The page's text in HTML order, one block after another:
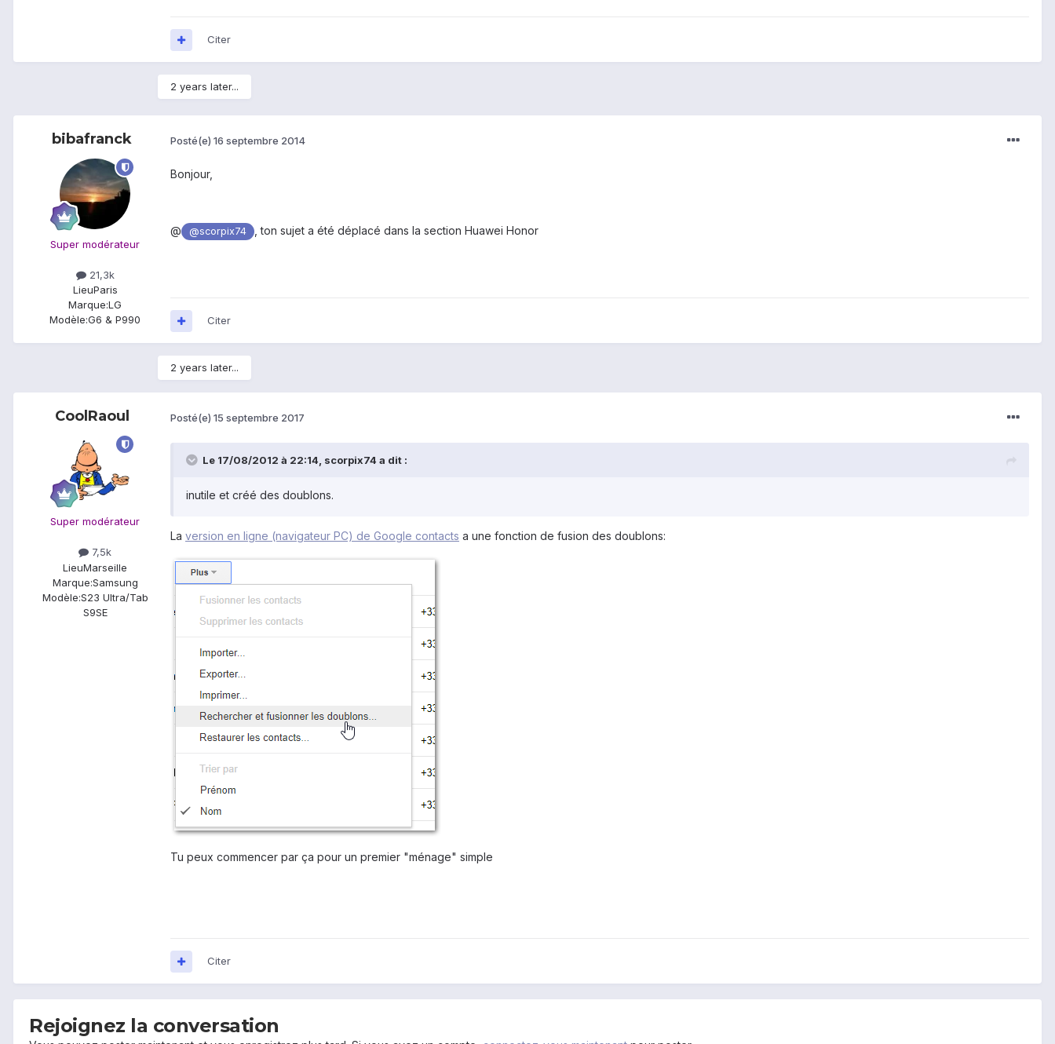
Citer
2 years later...
bibafranck
Super modérateur
21,3k
LieuParis
Marque:LG
Modèle:G6 & P990
Posté(e) 16 septembre 2014
Bonjour,
@ @scorpix74 , ton sujet a été déplacé dans la section Huawei Honor
Citer
2 years later...
CoolRaoul
Super modérateur
7,5k
LieuMarseille
Marque:Samsung
Modèle:S23 Ultra/Tab
S9SE
Posté(e) 15 septembre 2017
Le 17/08/2012 à 22:14, scorpix74 a dit :
inutile et créé des doublons.
La version en ligne (navigateur PC) de Google contacts a une fonction de fusion des doublons:
Tu peux commencer par ça pour un premier "ménage" simple
Citer
Rejoignez la conversation